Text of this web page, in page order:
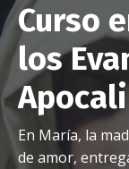
Curso
los
En María, la
de amor,